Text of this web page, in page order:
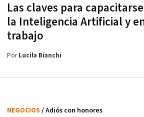
Las claves para
la Inteligencia Artificial y
trabajo
PorLucila Bianchi
NEGOCIOS / Adiós con honores